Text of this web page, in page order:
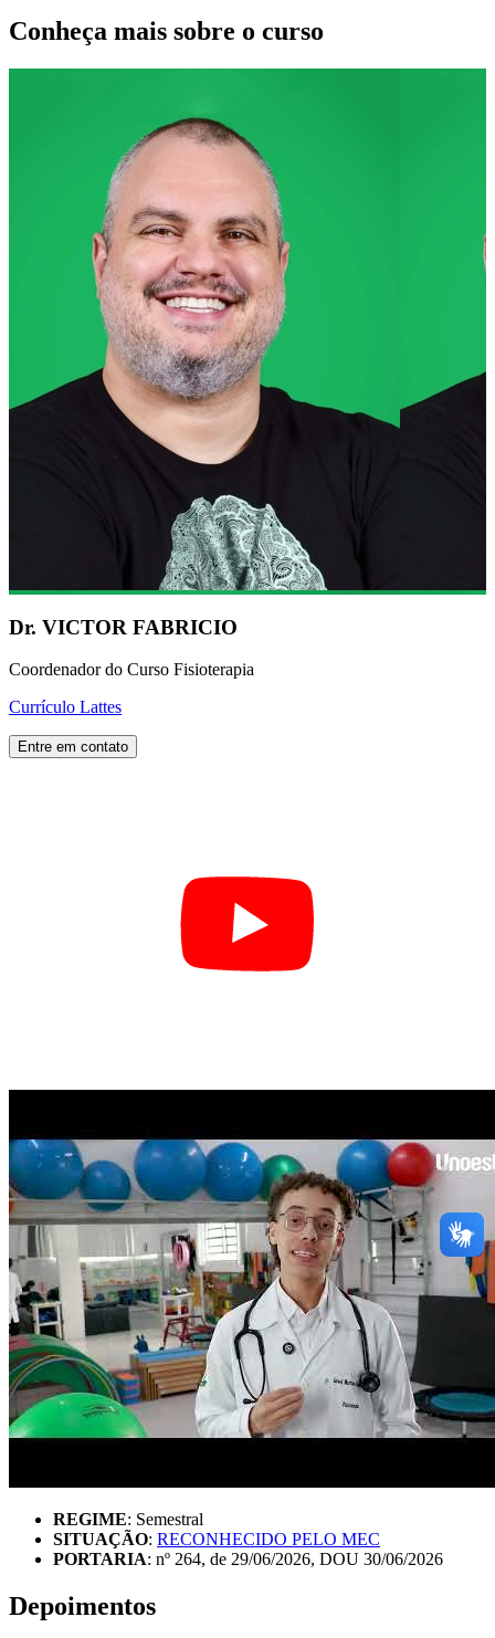
Conheça mais sobre o curso
Dr. VICTOR FABRICIO
Coordenador do Curso Fisioterapia
Currículo Lattes
Entre em contato
REGIME: Semestral
SITUAÇÃO: RECONHECIDO PELO MEC
PORTARIA: nº 264, de 29/06/2026, DOU 30/06/2026
Depoimentos